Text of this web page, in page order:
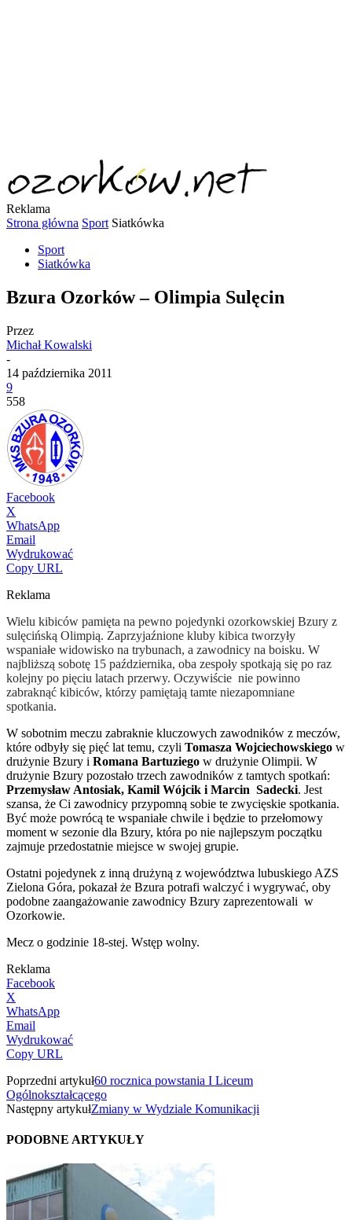
Reklama
Strona główna Sport Siatkówka
Sport
Siatkówka
Bzura Ozorków – Olimpia Sulęcin
Przez
Michał Kowalski
-
14 października 2011
9
558
Facebook
X
WhatsApp
Email
Wydrukować
Copy URL
Reklama
Wielu kibiców pamięta na pewno pojedynki ozorkowskiej Bzury z
sulęcińską Olimpią. Zaprzyjaźnione kluby kibica tworzyły
wspaniałe widowisko na trybunach, a zawodnicy na boisku. W
najbliższą sobotę 15 października, oba zespoły spotkają się po raz
kolejny po pięciu latach przerwy. Oczywiście nie powinno
zabraknąć kibiców, którzy pamiętają tamte niezapomniane
spotkania.
W sobotnim meczu zabraknie kluczowych zawodników z meczów,
które odbyły się pięć lat temu, czyli Tomasza Wojciechowskiego w
drużynie Bzury i Romana Bartuziego w drużynie Olimpii. W
drużynie Bzury pozostało trzech zawodników z tamtych spotkań:
Przemysław Antosiak, Kamil Wójcik i Marcin Sadecki. Jest
szansa, że Ci zawodnicy przypomną sobie te zwycięskie spotkania.
Być może powrócą te wspaniałe chwile i będzie to przełomowy
moment w sezonie dla Bzury, która po nie najlepszym początku
zajmuje przedostatnie miejsce w swojej grupie.
Ostatni pojedynek z inną drużyną z województwa lubuskiego AZS
Zielona Góra, pokazał że Bzura potrafi walczyć i wygrywać, oby
podobne zaangażowanie zawodnicy Bzury zaprezentowali w
Ozorkowie.
Mecz o godzinie 18-stej. Wstęp wolny.
Reklama
Facebook
X
WhatsApp
Email
Wydrukować
Copy URL
Poprzedni artykuł60 rocznica powstania I Liceum
Ogólnokształcącego
Następny artykułZmiany w Wydziale Komunikacji
PODOBNE ARTYKUŁY